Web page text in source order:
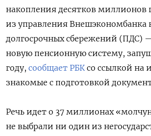
накопления десятков миллионов
из управления Внешэкономбанка
долгосрочных сбережений (ПДС)
новую пенсионную систему,
году, сообщает РБК со ссылкой на
знакомые с подготовкой
Речь идет о 37 миллионах
не выбрали ни один из